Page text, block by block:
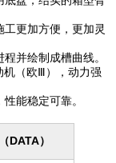
更加方便，更加灵
并绘制成槽曲线。
机（欧Ⅲ），动力强
能稳定可靠。
DATA）